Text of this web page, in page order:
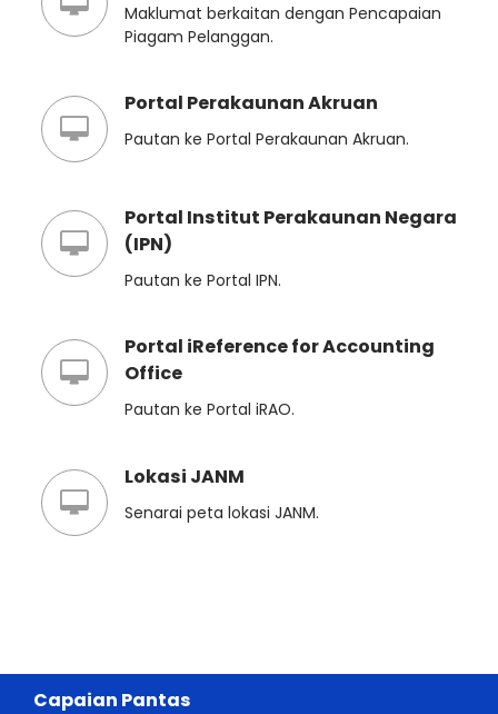
Maklumat berkaitan dengan Pencapaian
Piagam Pelanggan.
Portal Perakaunan Akruan
Pautan ke Portal Perakaunan Akruan.
Portal Institut Perakaunan Negara
(IPN)
Pautan ke Portal IPN.
Portal iReference for Accounting
Office
Pautan ke Portal iRAO.
Lokasi JANM
Senarai peta lokasi JANM.
Capaian Pantas